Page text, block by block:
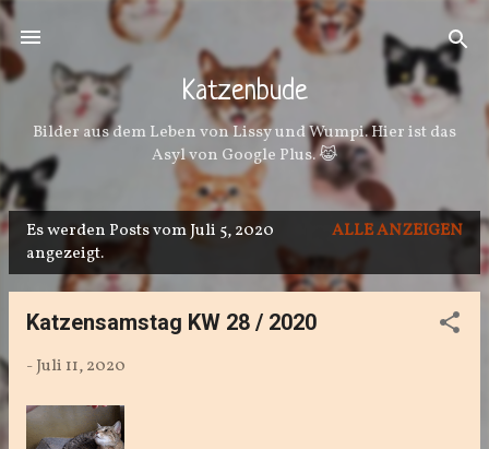
Direkt zum Hauptbereich
Katzenbude
Bilder aus dem Leben von Lissy und Wumpi. Hier ist das
Asyl von Google Plus. 😹
o
Es werden Posts vom Juli 5, 2020
angezeigt.
ALLE ANZEIGEN
Katzensamstag KW 28 / 2020
-Juli 11, 2020